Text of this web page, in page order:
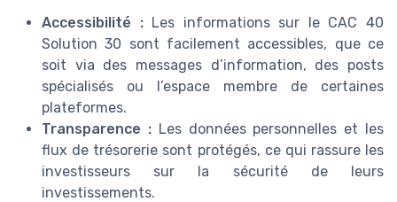
Accessibilité :Les informations sur le CAC 40
Solution 30 sont facilement accessibles, que ce
soit via des messages d’information, des posts
spécialisés ou l’espace membre de certaines
plateformes.
Transparence :Les données personnelles et les
flux de trésorerie sont protégés, ce qui rassure les
investisseurs sur la sécurité de leurs
investissements.